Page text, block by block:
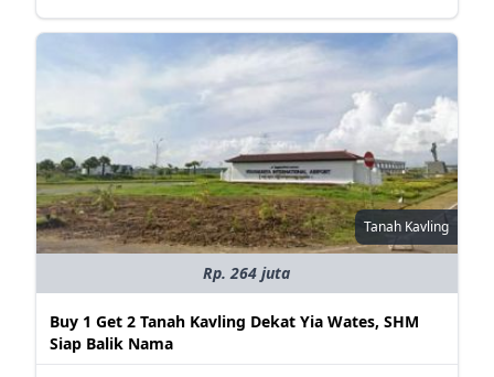
Tanah Kavling
Rp. 264 juta
Buy 1 Get 2 Tanah Kavling Dekat Yia Wates, SHM
Siap Balik Nama